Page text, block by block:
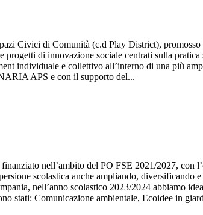
Civici di Comunità (c.d Play District),
progetti di innovazione sociale centrati sulla
individuale e collettivo all’interno di una più
APS e con il supporto del...
nell’ambito del PO FSE 2021/2027, con
scolastica anche ampliando,
nell’anno scolastico 2023/2024 abbiamo
stati: Comunicazione ambientale, Ecoidee in